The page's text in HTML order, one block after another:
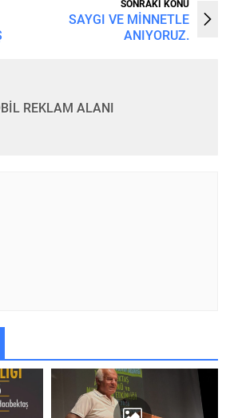
SONRAKİ KONU
SAYGI VE MİNNETLE
ANIYORUZ.
REKLAM ALANI